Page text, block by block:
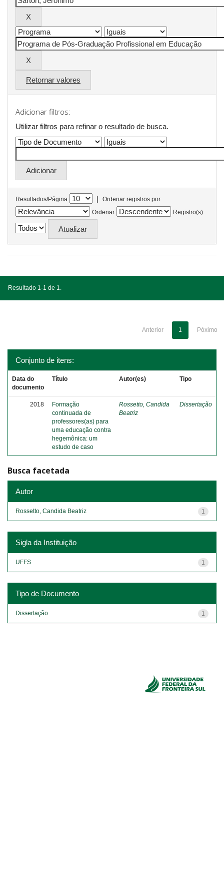
Retornar valores
Adicionar filtros:
Utilizar filtros para refinar o resultado de busca.
Resultados/Página |
Ordenar registros por
Ordenar
Registro(s)
Resultado 1-1 de 1.
Anterior 1 Póximo
Conjunto de itens:
Data do
documento
Título Autor(es) Tipo
2018
Formação
continuada de
professores(as) para
uma educação contra
hegemônica: um
estudo de caso
Rossetto, Candida
Beatriz
Dissertação
Busca facetada
Autor
1
Rossetto, Candida Beatriz
Sigla da Instituição
1
UFFS
Tipo de Documento
1
Dissertação